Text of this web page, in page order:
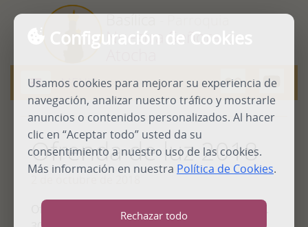
Configuración de Cookies
Usamos cookies para mejorar su experiencia de
navegación, analizar nuestro tráfico y mostrarle
anuncios o contenidos personalizados. Al hacer
clic en “Aceptar todo” usted da su
consentimiento a nuestro uso de las cookies.
Más información en nuestra Política de Cookies.
Rechazar todo
Basílica
Nuestra Señora de
Abrir
menú
MENU
Ofrenda de luz 2018
Ofrenda de luz solidaria a la Virgen de Atocha.